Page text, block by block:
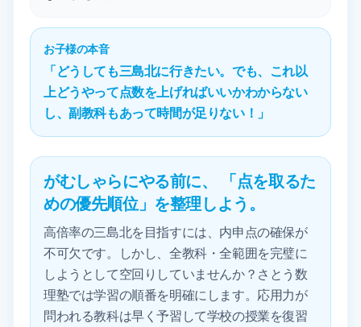
お子様の本音
「どうしても三島北に行きたい。でも、これ以
上どうやって点数を上げればいいかわからない
し、副教科もあって時間が足りない！」
がむしゃらにやる前に、 「点を取るた
めの優先順位」を整理しよう。
高倍率の三島北を目指すには、内申点の確保が
不可欠です。しかし、全教科・全範囲を完璧に
しようとして空回りしていませんか？さとう数
理塾では学習の順番を明確にします。応用力が
問われる教科は早く予習して学校の授業を復習